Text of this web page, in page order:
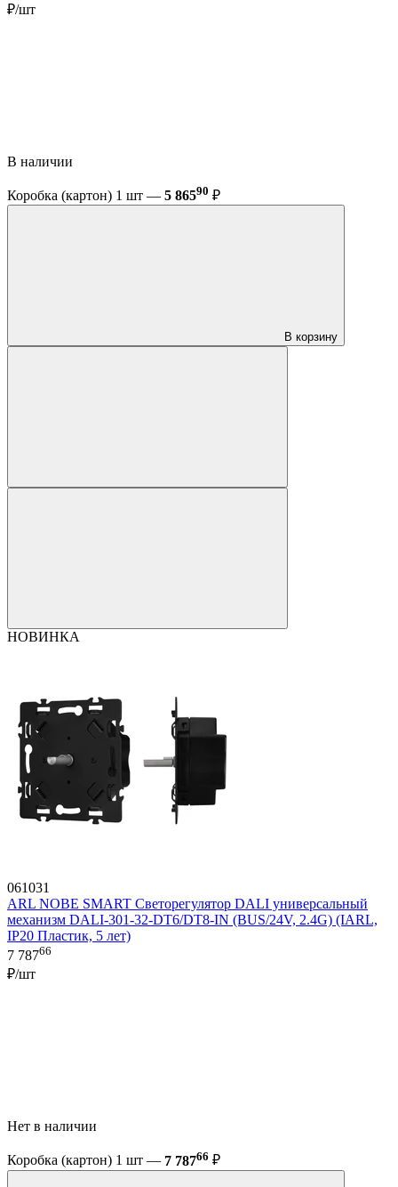
₽/шт
В наличии
Коробка (картон) 1 шт — 5 86590 ₽
В корзину
НОВИНКА
061031
ARL NOBE SMART Светорегулятор DALI универсальный
механизм DALI-301-32-DT6/DT8-IN (BUS/24V, 2.4G) (IARL,
IP20 Пластик, 5 лет)
7 78766
₽/шт
Нет в наличии
Коробка (картон) 1 шт — 7 78766 ₽